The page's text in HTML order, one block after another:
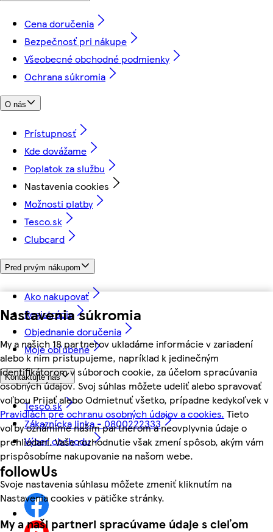
Nastavenia súkromia
My a našich 18 partnerov ukladáme informácie v zariadení
alebo k nim pristupujeme, napríklad k jedinečným
identifikátorom v súboroch cookie, za účelom spracúvania
osobných údajov. Svoj súhlas môžete udeliť alebo spravovať
voľbou Prijať alebo Odmietnuť všetko, prípadne kedykoľvek v
Pravidlách pre ochranu osobných údajov a cookies. Tieto
voľby oznámime našim partnerom a neovplyvnia údaje o
prehliadaní. Vaše rozhodnutie však zmení spôsob, akým vám
prispôsobíme nakupovanie na našom webe.
Svoje nastavenia súhlasu môžete zmeniť kliknutím na
Nastavenia cookies v pätičke stránky.
My a naši partneri spracúvame údaje s cieľom
Cena doručenia
Bezpečnosť pri nákupe
Všeobecné obchodné podmienky
Ochrana súkromia
O nás
Prístupnosť
Kde dovážame
Poplatok za službu
Nastavenia cookies
Možnosti platby
Tesco.sk
Clubcard
Pred prvým nákupom
Ako nakupovať
Registrácia
Objednanie doručenia
Moje obľúbené
Kontaktujte nás
Tesco.sk
Zákaznícka linka - 0800222333
Výber obchodu
followUs